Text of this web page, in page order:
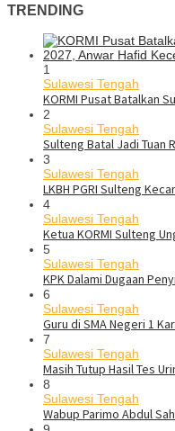
TRENDING
1
Sulawesi Tengah
KORMI Pusat Batalkan
2
Sulawesi Tengah
Sulteng Batal Jadi Tuan
3
Sulawesi Tengah
LKBH PGRI Sulteng
4
Sulawesi Tengah
Ketua KORMI Sulteng
5
Sulawesi Tengah
KPK Dalami Dugaan
6
Sulawesi Tengah
Guru di SMA Negeri 1
7
Sulawesi Tengah
Masih Tutup Hasil Tes
8
Sulawesi Tengah
Wabup Parimo Abdul